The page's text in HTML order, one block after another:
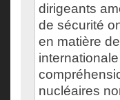
dirigeants
de sécurité
en matière
nucléaires